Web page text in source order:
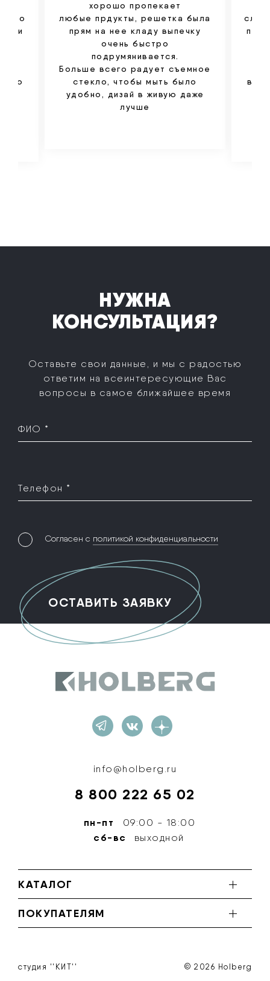
и
хорошо пропекает
любые прдукты, решетка была
прям на нее кладу выпечку
очень быстро
подрумянивается.
Больше всего радует съемное
стекло, чтобы мыть было
удобно, дизай в живую даже
лучше
НУЖНА
КОНСУЛЬТАЦИЯ?
Оставьте свои данные, и мы с радостью
ответим на все интересующие Вас
вопросы в самое ближайшее время
ФИО *
Телефон *
Согласен с политикой конфиденциальности
info@holberg.ru
8 800 222 65 02
пн-пт 09:00 - 18:00
сб-вс выходной
КАТАЛОГ
ПОКУПАТЕЛЯМ
студия ''КИТ'' © 2026 Holberg